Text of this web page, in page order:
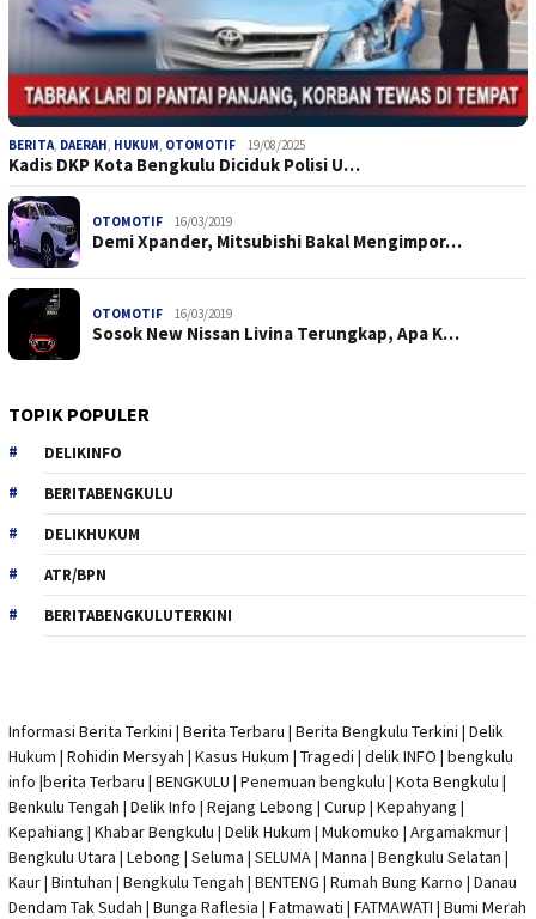
BERITA DAERAH HUKUM OTOMOTIF 19/08/2025
Kadis DKP Kota Bengkulu Diciduk Polisi U…
OTOMOTIF 16/03/2019
Demi Xpander, Mitsubishi Bakal Mengimpor…
OTOMOTIF 16/03/2019
Sosok New Nissan Livina Terungkap, Apa K…
TOPIK POPULER
DELIKINFO
BERITABENGKULU
DELIKHUKUM
ATR/BPN
BERITABENGKULUTERKINI
Informasi Berita Terkini | Berita Terbaru | Berita Bengkulu Terkini | Delik
Hukum | Rohidin Mersyah | Kasus Hukum | Tragedi | delik INFO | bengkulu
info |berita Terbaru | BENGKULU | Penemuan bengkulu | Kota Bengkulu |
Benkulu Tengah | Delik Info | Rejang Lebong | Curup | Kepahyang |
Kepahiang | Khabar Bengkulu | Delik Hukum | Mukomuko | Argamakmur |
Bengkulu Utara | Lebong | Seluma | SELUMA | Manna | Bengkulu Selatan |
Kaur | Bintuhan | Bengkulu Tengah | BENTENG | Rumah Bung Karno | Danau
Dendam Tak Sudah | Bunga Raflesia | Fatmawati | FATMAWATI | Bumi Merah